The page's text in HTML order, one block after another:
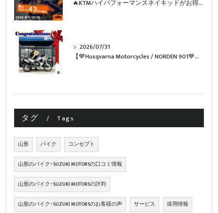
🔥KTMハイパフォーマンスネイキッドがお得に手に入るチャンス🔥
2026/07/31
【💙Husqvarna Motorcycles / NORDEN 901💙】 ご納車おめでとうございます🎉✨
タグ Tags
山形 バイク コンセプト
山形のバイク･SUZUKI MOTORSの口コミ情報
山形のバイク･SUZUKI MOTORSの評判
山形のバイク･SUZUKI MOTORSのお客様の声 サービス 採用情報